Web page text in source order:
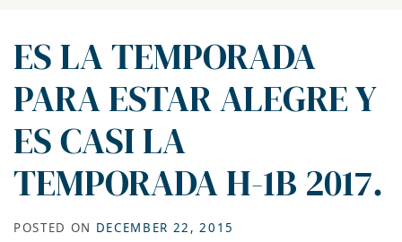
ES LA TEMPORADA
PARA ESTAR ALEGRE Y
ES CASI LA
TEMPORADA H-1B 2017.
POSTED ON DECEMBER 22, 2015